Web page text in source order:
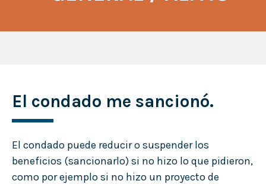
El condado me sancionó.
El condado puede reducir o suspender los
beneficios (sancionarlo) si no hizo lo que pidieron,
como por ejemplo si no hizo un proyecto de